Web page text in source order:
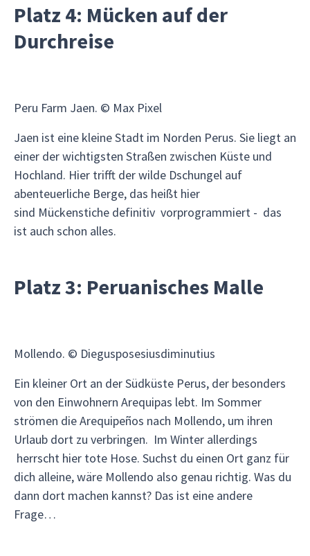
Platz 4: Mücken auf der
Durchreise
Peru Farm Jaen. © Max Pixel
Jaen ist eine kleine Stadt im Norden Perus. Sie liegt an
einer der wichtigsten Straßen zwischen Küste und
Hochland. Hier trifft der wilde Dschungel auf
abenteuerliche Berge, das heißt hier
sind Mückenstiche definitiv vorprogrammiert - das
ist auch schon alles.
Platz 3: Peruanisches Malle
Mollendo. © Diegusposesiusdiminutius
Ein kleiner Ort an der Südküste Perus, der besonders
von den Einwohnern Arequipas lebt. Im Sommer
strömen die Arequipeños nach Mollendo, um ihren
Urlaub dort zu verbringen. Im Winter allerdings
herrscht hier tote Hose. Suchst du einen Ort ganz für
dich alleine, wäre Mollendo also genau richtig. Was du
dann dort machen kannst? Das ist eine andere
Frage…